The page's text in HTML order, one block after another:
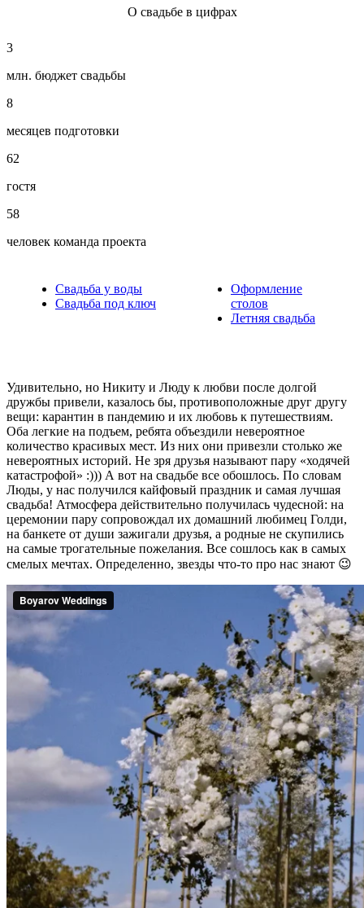
О свадьбе в цифрах
3
млн. бюджет свадьбы
8
месяцев подготовки
62
гостя
58
человек команда проекта
Свадьба у воды
Свадьба под ключ
Оформление
столов
Летняя свадьба
Удивительно, но Никиту и Люду к любви после долгой
дружбы привели, казалось бы, противоположные друг другу
вещи: карантин в пандемию и их любовь к путешествиям.
Оба легкие на подъем, ребята объездили невероятное
количество красивых мест. Из них они привезли столько же
невероятных историй. Не зря друзья называют пару «ходячей
катастрофой» :))) А вот на свадьбе все обошлось. По словам
Люды, у нас получился кайфовый праздник и самая лучшая
свадьба! Атмосфера действительно получилась чудесной: на
церемонии пару сопровождал их домашний любимец Голди,
на банкете от души зажигали друзья, а родные не скупились
на самые трогательные пожелания. Все сошлось как в самых
смелых мечтах. Определенно, звезды что-то про нас знают 😉